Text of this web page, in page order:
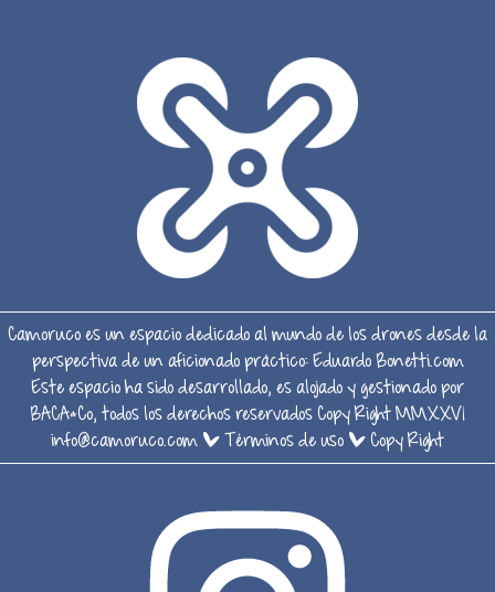
Camoruco es un espacio dedicado al mundo de los drones desde la
perspectiva de un aficionado práctico:Eduardo Bonetti.com
Este espacio ha sido desarrollado, es alojado y gestionado por
BACA&Co, todos los derechos reservados Copy Right MMXXVI
info@camoruco.com |Términos de uso |Copy Right